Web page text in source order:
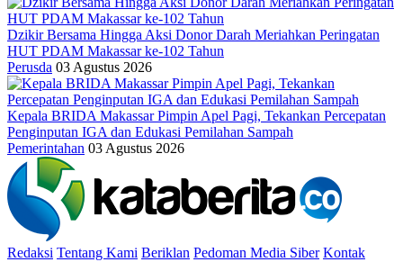
Dzikir Bersama Hingga Aksi Donor Darah Meriahkan Peringatan
HUT PDAM Makassar ke-102 Tahun
Perusda 03 Agustus 2026
Kepala BRIDA Makassar Pimpin Apel Pagi, Tekankan Percepatan
Penginputan IGA dan Edukasi Pemilahan Sampah
Pemerintahan 03 Agustus 2026
Redaksi Tentang Kami Beriklan Pedoman Media Siber Kontak